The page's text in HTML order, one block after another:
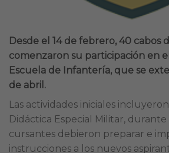
Desde el 14 de febrero, 40 cabos
comenzaron su participación en
Escuela de Infantería, que se
de abril.
Las actividades iniciales
Didáctica Especial Militar,
cursantes debieron preparar e
instrucciones a los nuevos